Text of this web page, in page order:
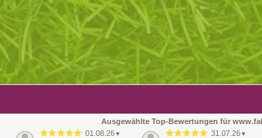
Ausgewählte Top-Bewertungen für
01.08.26 ▼ 31.07.26 ▼